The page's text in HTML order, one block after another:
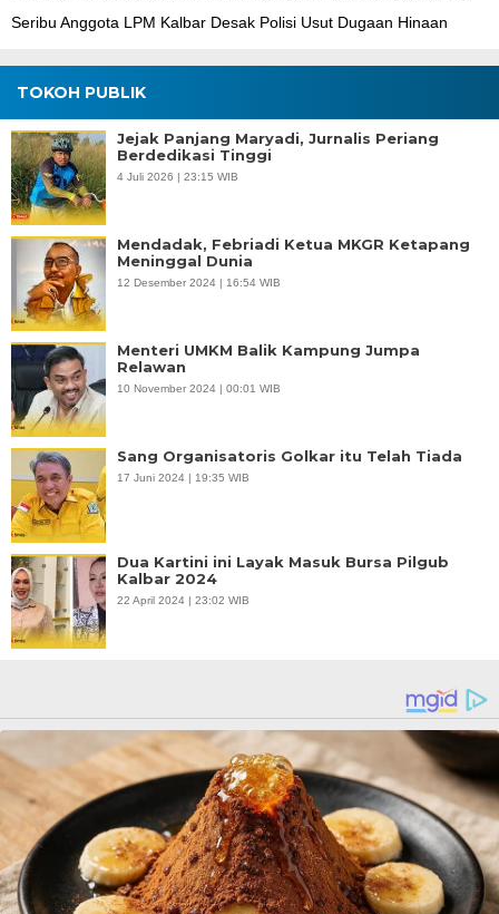
Seribu Anggota LPM Kalbar Desak Polisi Usut Dugaan Hinaan
TOKOH PUBLIK
Jejak Panjang Maryadi, Jurnalis Periang
Berdedikasi Tinggi
4 Juli 2026 | 23:15 WIB
Mendadak, Febriadi Ketua MKGR Ketapang
Meninggal Dunia
12 Desember 2024 | 16:54 WIB
Menteri UMKM Balik Kampung Jumpa
Relawan
10 November 2024 | 00:01 WIB
Sang Organisatoris Golkar itu Telah Tiada
17 Juni 2024 | 19:35 WIB
Dua Kartini ini Layak Masuk Bursa Pilgub
Kalbar 2024
22 April 2024 | 23:02 WIB